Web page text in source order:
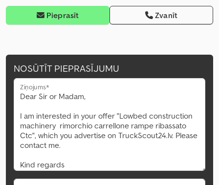
Pieprasīt Zvanīt
NOSŪTĪT PIEPRASĪJUMU
Ziņojums*